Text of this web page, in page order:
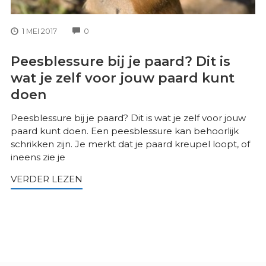
1 MEI 2017 0
Peesblessure bij je paard? Dit is
wat je zelf voor jouw paard kunt
doen
Peesblessure bij je paard? Dit is wat je zelf voor jouw
paard kunt doen. Een peesblessure kan behoorlijk
schrikken zijn. Je merkt dat je paard kreupel loopt, of
ineens zie je
VERDER LEZEN